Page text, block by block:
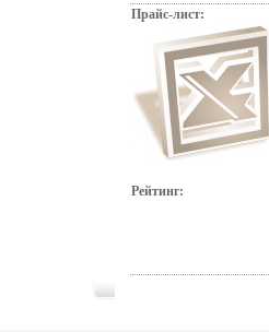
Прайс-лист:
Рейтинг: